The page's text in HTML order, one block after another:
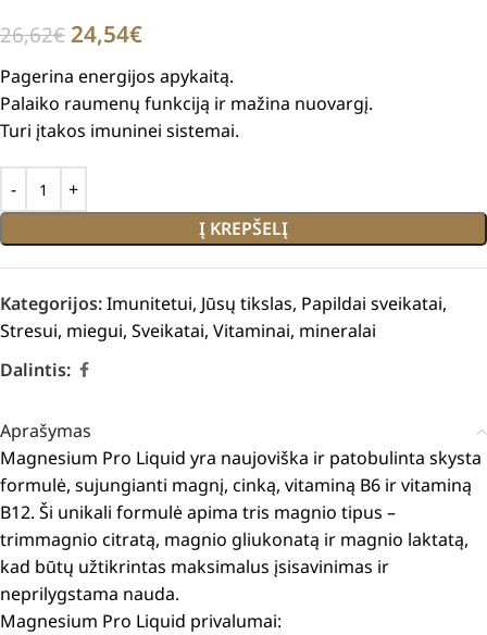
26,62€ 24,54€
Pagerina energijos apykaitą.
Palaiko raumenų funkciją ir mažina nuovargį.
Turi įtakos imuninei sistemai.
Į KREPŠELĮ
Kategorijos:Imunitetui, Jūsų tikslas, Papildai sveikatai,
Stresui, miegui, Sveikatai, Vitaminai, mineralai
Dalintis:
Aprašymas
Magnesium Pro Liquid yra naujoviška ir patobulinta skysta
formulė, sujungianti magnį, cinką, vitaminą B6 ir vitaminą
B12. Ši unikali formulė apima tris magnio tipus –
trimmagnio citratą, magnio gliukonatą ir magnio laktatą,
kad būtų užtikrintas maksimalus įsisavinimas ir
neprilygstama nauda.
Magnesium Pro Liquid privalumai: